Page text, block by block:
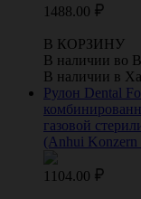
1488.00
В КОРЗИНУ
В наличии во
В наличии в
Рулон Dental
газовой
(Anhui Konzern
1104.00